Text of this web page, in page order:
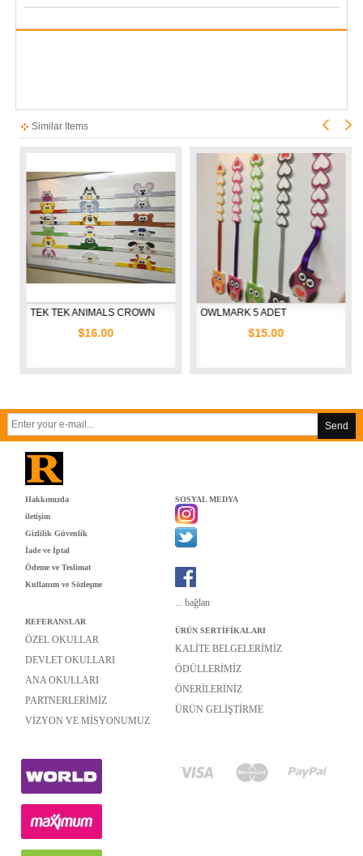
Similar Items
TEK TEK ANIMALS CROWN
$16.00
OWLMARK 5 ADET
$15.00
Send
Hakkımızda
iletişim
Gizlilik Güvenlik
İade ve İptal
Ödeme ve Teslimat
Kullanım ve Sözleşme
SOSYAL MEDYA
...bağlan
REFERANSLAR
ÖZEL OKULLAR
DEVLET OKULLARI
ANA OKULLARI
PARTNERLERİMİZ
VİZYON VE MİSYONUMUZ
ÜRÜN SERTİFİKALARI
KALİTE BELGELERİMİZ
ÖDÜLLERİMİZ
ÖNERİLERİNİZ
ÜRÜN GELİŞTİRME